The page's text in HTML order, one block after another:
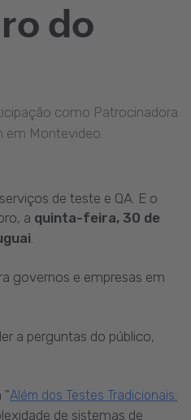
do
como Patrocinadora
em Montevideo.
de teste e QA. E o
a quinta-feira, 30 de
.
governos e empresas em
a perguntas do público,
"Além dos Testes Tradicionais:
de sistemas de